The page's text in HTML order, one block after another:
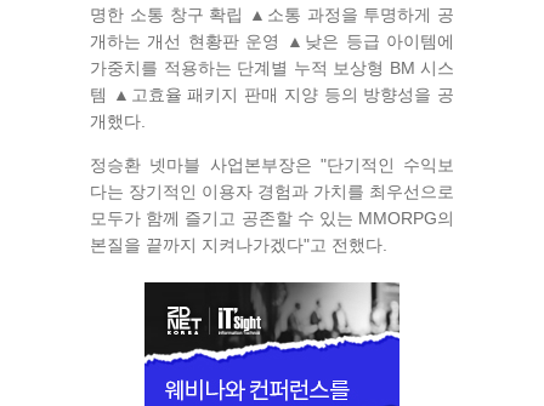
명한 소통 창구 확립 ▲소통 과정을 투명하게 공
개하는 개선 현황판 운영 ▲낮은 등급 아이템에
가중치를 적용하는 단계별 누적 보상형 BM 시스
템 ▲고효율 패키지 판매 지양 등의 방향성을 공
개했다.
정승환 넷마블 사업본부장은 "단기적인 수익보
다는 장기적인 이용자 경험과 가치를 최우선으로
모두가 함께 즐기고 공존할 수 있는 MMORPG의
본질을 끝까지 지켜나가겠다"고 전했다.